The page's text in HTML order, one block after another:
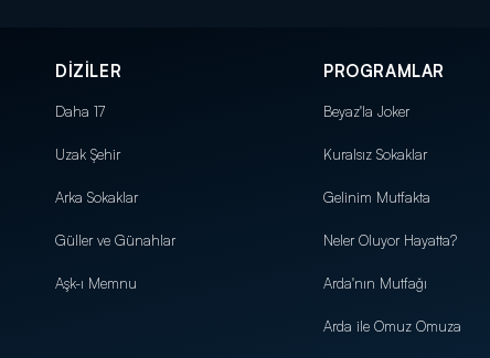
DİZİLER
Daha 17
Uzak Şehir
Arka Sokaklar
Güller ve Günahlar
Aşk-ı Memnu
PROGRAMLAR
Beyaz'la Joker
Kuralsız Sokaklar
Gelinim Mutfakta
Neler Oluyor Hayatta?
Arda'nın Mutfağı
Arda ile Omuz Omuza